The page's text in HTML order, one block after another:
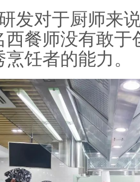
发对于厨师来
西餐师没有敢
饪者的能力。